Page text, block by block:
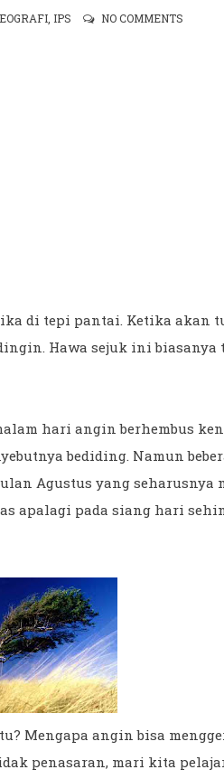
IPS NO COMMENTS
di tepi pantai. Ketika akan
Hawa sejuk ini biasanya
hari angin berhembus
bediding. Namun
Agustus yang seharusnya
apalagi pada siang hari
Mengapa angin bisa
penasaran, mari kita